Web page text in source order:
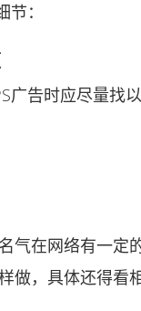
：
告时应尽量找
在网络有一定
，具体还得看